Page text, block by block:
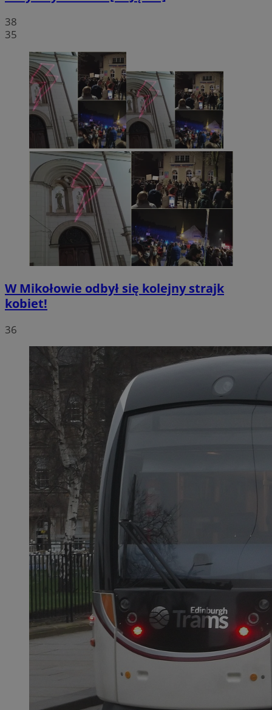
38
35
W Mikołowie odbył się kolejny strajk
kobiet!
36